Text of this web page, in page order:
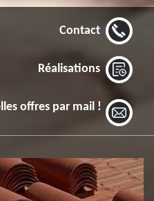
Contact
Réalisations
offres par mail !